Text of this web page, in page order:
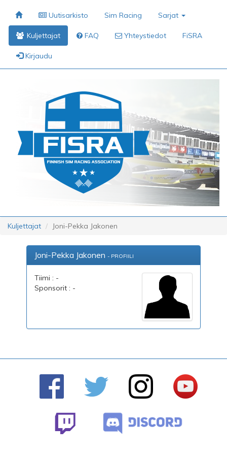
Uutisarkisto Sim Racing Sarjat
Kuljettajat FAQ Yhteystiedot FiSRA
Kirjaudu
Kuljettajat Joni-Pekka Jakonen
Joni-Pekka Jakonen - PROFIILI
Tiimi : -
Sponsorit : -